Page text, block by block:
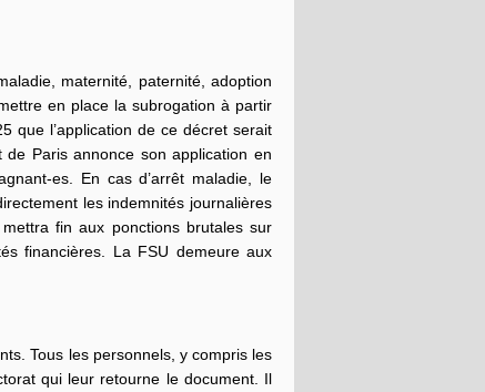
maternité, paternité, adoption
en place la subrogation à partir
que l’application de ce décret serait
Paris annonce son application en
es. En cas d’arrêt maladie, le
les indemnités journalières
mettra fin aux ponctions brutales sur
financières. La FSU demeure aux
Tous les personnels, y compris les
qui leur retourne le document. Il